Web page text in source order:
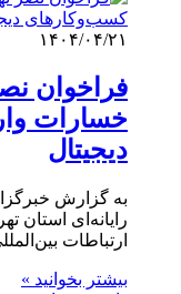
۱۴۰۴/۰۴/۲۱
فراخوان
خسارات
دیجیتال
به گزارش
رایانه‌ای استان
ارتباطات
بیشتر بخوانید »